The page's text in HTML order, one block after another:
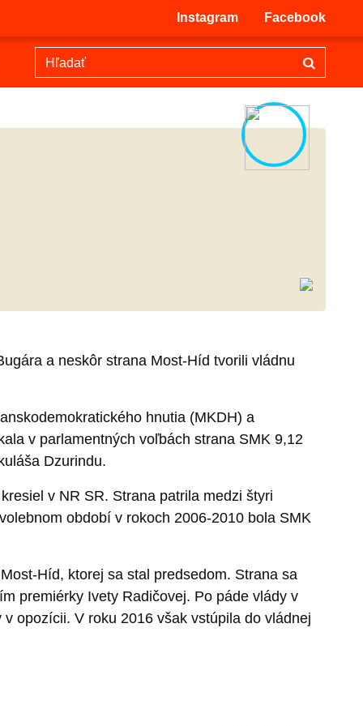
Instagram Facebook
a neskôr strana Most-Híd tvorili vládnu
hnutia (MKDH) a
v parlamentných voľbách strana SMK 9,12
Dzurindu.
v NR SR. Strana patrila medzi štyri
období v rokoch 2006-2010 bola SMK
Híd, ktorej sa stal predsedom. Strana sa
premiérky Ivety Radičovej. Po páde vlády v
v opozícii. V roku 2016 však vstúpila do vládnej